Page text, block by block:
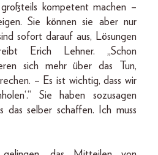
kompetent machen –
Sie können sie aber nur
sofort darauf aus, Lösungen
Erich Lehner. „Schon
sich mehr über das Tun,
– Es ist wichtig, dass wir
Sie haben sozusagen
das selber schaffen. Ich muss